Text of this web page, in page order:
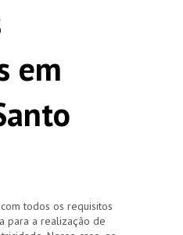
em
todos os requisitos
para a realização de